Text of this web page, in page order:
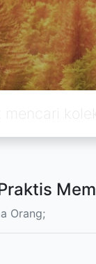
Orang;